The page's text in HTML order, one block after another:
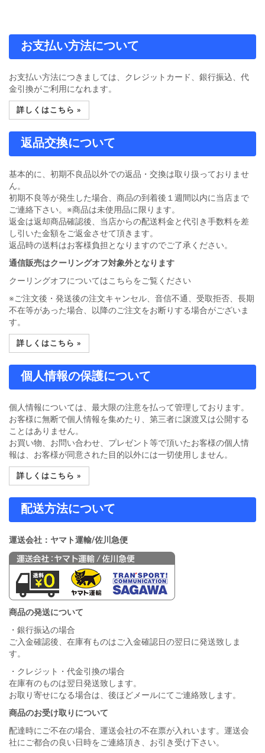
お支払い方法について
お支払い方法につきましては、クレジットカード、銀行振込、代
金引換がご利用になれます。
詳しくはこちら »
返品交換について
基本的に、初期不良品以外での返品・交換は取り扱っておりませ
ん。
初期不良等が発生した場合、商品の到着後１週間以内に当店まで
ご連絡下さい。※商品は未使用品に限ります。
返金は返却商品確認後、当店からの配送料金と代引き手数料を差
し引いた金額をご返金させて頂きます。
返品時の送料はお客様負担となりますのでご了承ください。
通信販売はクーリングオフ対象外となります
クーリングオフについてはこちらをご覧ください
※ご注文後・発送後の注文キャンセル、音信不通、受取拒否、長期
不在等があった場合、以降のご注文をお断りする場合がございま
す。
詳しくはこちら »
個人情報の保護について
個人情報については、最大限の注意を払って管理しております。
お客様に無断で個人情報を集めたり、第三者に譲渡又は公開する
ことはありません。
お買い物、お問い合わせ、プレゼント等で頂いたお客様の個人情
報は、お客様が同意された目的以外には一切使用しません。
詳しくはこちら »
配送方法について
運送会社：ヤマト運輸/佐川急便
商品の発送について
・銀行振込の場合
ご入金確認後、在庫有ものはご入金確認日の翌日に発送致しま
す。
・クレジット・代金引換の場合
在庫有のものは翌日発送致します。
お取り寄せになる場合は、後ほどメールにてご連絡致します。
商品のお受け取りについて
配達時にご不在の場合、運送会社の不在票が入れいます。運送会
社にご都合の良い日時をご連絡頂き、お引き受け下さい。